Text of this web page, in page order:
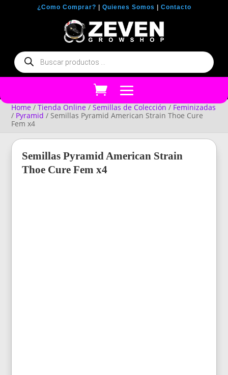
¿Como Comprar? Quienes Somos Contacto
Búsqueda
de
productos
Home /Tienda Online /Semillas de Colección / Feminizadas
/ Pyramid / Semillas Pyramid American Strain Thoe Cure
Fem x4
Semillas Pyramid American Strain
Thoe Cure Fem x4